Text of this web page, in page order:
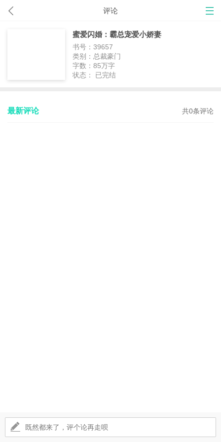
评论
蜜爱闪婚：霸总宠爱小娇妻
书号：39657
类别：总裁豪门
字数：85万字
状态： 已完结
最新评论 共0条评论